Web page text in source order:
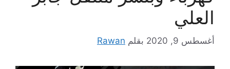
العلي
أغسطس 9, 2020 بقلم Rawan